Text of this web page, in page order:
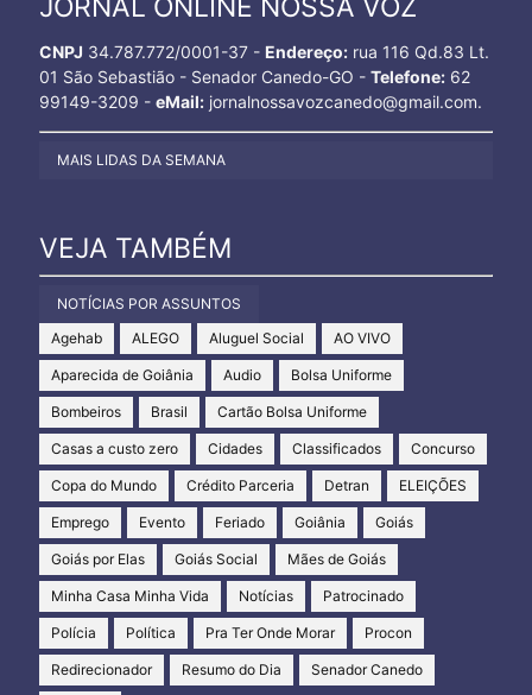
JORNAL ONLINE NOSSA VOZ
CNPJ 34.787.772/0001-37 - Endereço:rua 116 Qd.83 Lt.
01 São Sebastião - Senador Canedo-GO - Telefone:62
99149-3209 - eMail:jornalnossavozcanedo@gmail.com.
MAIS LIDAS DA SEMANA
VEJA TAMBÉM
NOTÍCIAS POR ASSUNTOS
Agehab
ALEGO Aluguel Social AO VIVO
Aparecida de Goiânia Audio Bolsa Uniforme
Bombeiros Brasil Cartão Bolsa Uniforme
Casas a custo zero Cidades Classificados Concurso
Copa do Mundo Crédito Parceria Detran ELEIÇÕES
Emprego Evento Feriado Goiânia Goiás
Goiás por Elas Goiás Social Mães de Goiás
Minha Casa Minha Vida Notícias Patrocinado
Polícia Política Pra Ter Onde Morar Procon
Redirecionador Resumo do Dia Senador Canedo